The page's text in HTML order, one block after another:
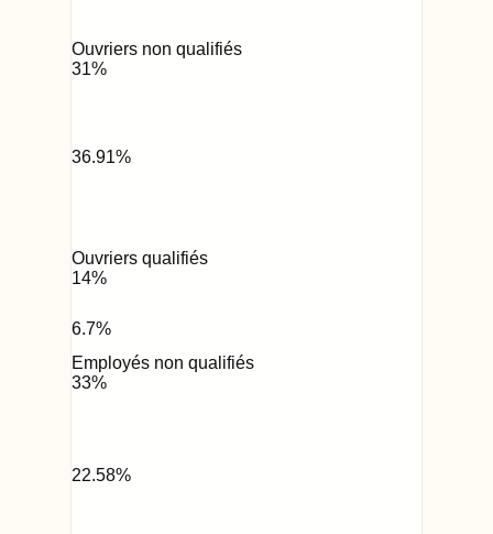
Ouvriers non qualifiés
31%
36.91%
Ouvriers qualifiés
14%
6.7%
Employés non qualifiés
33%
22.58%